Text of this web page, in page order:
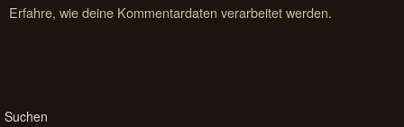
Erfahre, wie deine Kommentardaten verarbeitet werden.
Suchen